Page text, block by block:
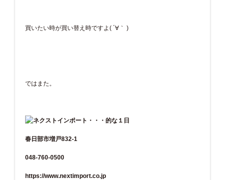
買いたい時が買い替え時ですよ( ´∀｀ )
ではまた。
春日部市増戸832-1
048-760-0500
https://www.nextimport.co.jp